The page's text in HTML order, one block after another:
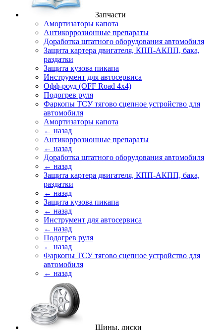
Запчасти
Амортизаторы капота
Антикоррозионные препараты
Доработка штатного оборудования автомобиля
Защита картера двигателя, КПП-АКПП, бака,
раздатки
Защита кузова пикапа
Инструмент для автосервиса
Офф-роуд (OFF Road 4x4)
Подогрев руля
Фаркопы ТСУ тягово сцепное устройство для
автомобиля
Амортизаторы капота
← назад
Антикоррозионные препараты
← назад
Доработка штатного оборудования автомобиля
← назад
Защита картера двигателя, КПП-АКПП, бака,
раздатки
← назад
Защита кузова пикапа
← назад
Инструмент для автосервиса
← назад
Подогрев руля
← назад
Фаркопы ТСУ тягово сцепное устройство для
автомобиля
← назад
Шины, диски